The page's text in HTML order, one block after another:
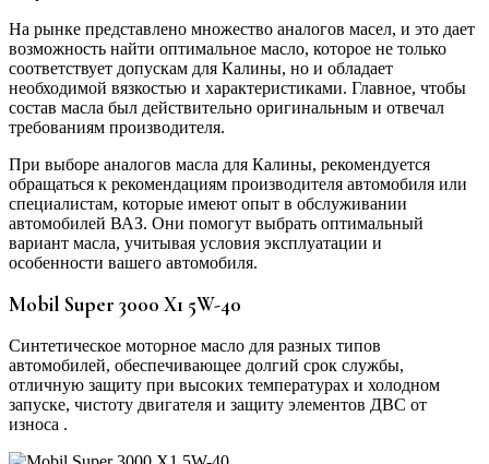
На рынке представлено множество аналогов масел, и это дает
возможность найти оптимальное масло, которое не только
соответствует допускам для Калины, но и обладает
необходимой вязкостью и характеристиками. Главное, чтобы
состав масла был действительно оригинальным и отвечал
требованиям производителя.
При выборе аналогов масла для Калины, рекомендуется
обращаться к рекомендациям производителя автомобиля или
специалистам, которые имеют опыт в обслуживании
автомобилей ВАЗ. Они помогут выбрать оптимальный
вариант масла, учитывая условия эксплуатации и
особенности вашего автомобиля.
Mobil Super 3000 X1 5W-40
Синтетическое моторное масло для разных типов
автомобилей, обеспечивающее долгий срок службы,
отличную защиту при высоких температурах и холодном
запуске, чистоту двигателя и защиту элементов ДВС от
износа .